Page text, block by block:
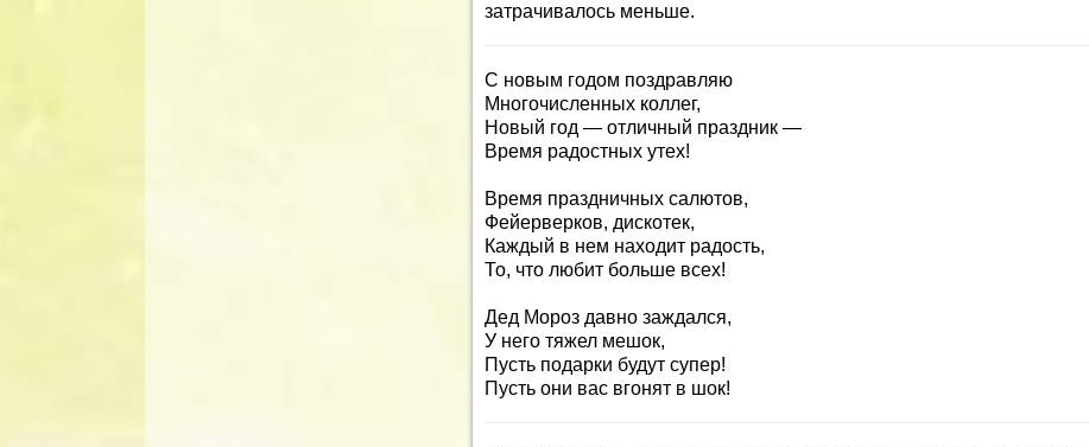
затрачивалось меньше.
С новым годом поздравляю
Многочисленных коллег,
Новый год — отличный праздник —
Время радостных утех!
Время праздничных салютов,
Фейерверков, дискотек,
Каждый в нем находит радость,
То, что любит больше всех!
Дед Мороз давно заждался,
У него тяжел мешок,
Пусть подарки будут супер!
Пусть они вас вгонят в шок!